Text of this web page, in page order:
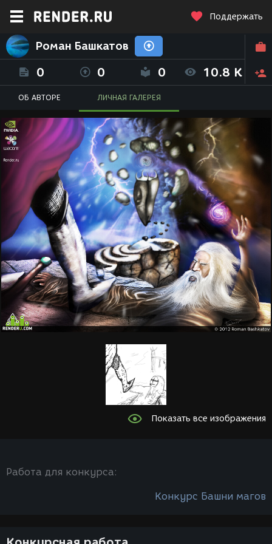
Поддержать
Роман Башкатов
0 0 0 10.8 K
ОБ АВТОРЕ ЛИЧНАЯ ГАЛЕРЕЯ
Показать все изображения
Работа для конкурса:
Конкурс Башни магов